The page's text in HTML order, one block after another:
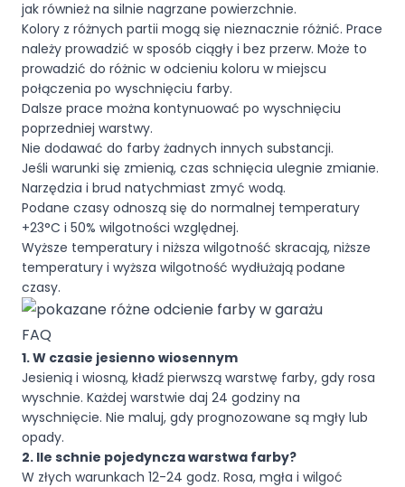
jak również na silnie nagrzane powierzchnie.
Kolory z różnych partii mogą się nieznacznie różnić. Prace
należy prowadzić w sposób ciągły i bez przerw. Może to
prowadzić do różnic w odcieniu koloru w miejscu
połączenia po wyschnięciu farby.
Dalsze prace można kontynuować po wyschnięciu
poprzedniej warstwy.
Nie dodawać do farby żadnych innych substancji.
Jeśli warunki się zmienią, czas schnięcia ulegnie zmianie.
Narzędzia i brud natychmiast zmyć wodą.
Podane czasy odnoszą się do normalnej temperatury
+23°C i 50% wilgotności względnej.
Wyższe temperatury i niższa wilgotność skracają, niższe
temperatury i wyższa wilgotność wydłużają podane
czasy.
FAQ
1. W czasie jesienno wiosennym
Jesienią i wiosną, kładź pierwszą warstwę farby, gdy rosa
wyschnie. Każdej warstwie daj 24 godziny na
wyschnięcie. Nie maluj, gdy prognozowane są mgły lub
opady.
2. Ile schnie pojedyncza warstwa farby?
W złych warunkach 12-24 godz. Rosa, mgła i wilgoć